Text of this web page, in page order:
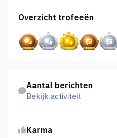
Overzicht trofeeën
Aantal berichten
Bekijk activiteit
Karma